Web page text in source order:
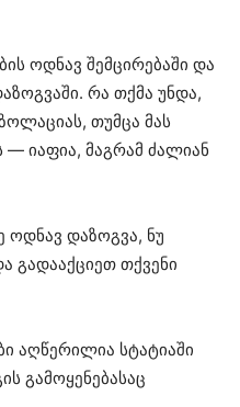
ოდნავ შემცირებაში და
რა თქმა უნდა,
თუმცა მას
— იაფია, მაგრამ ძალიან
ოდნავ დაზოგვა, ნუ
გადააქციეთ თქვენი
აღწერილია სტატიაში
გამოყენებასაც